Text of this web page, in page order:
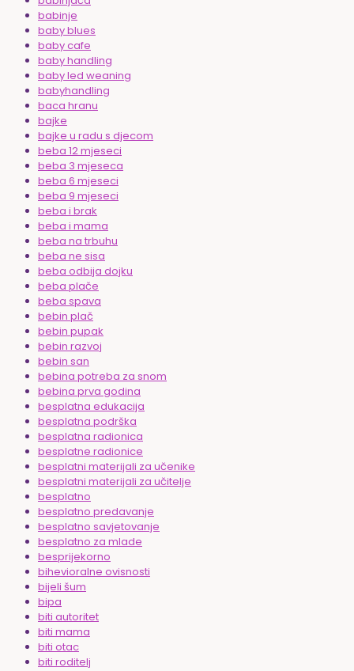
babinje
baby blues
baby cafe
baby handling
baby led weaning
babyhandling
baca hranu
bajke
bajke u radu s djecom
beba 12 mjeseci
beba 3 mjeseca
beba 6 mjeseci
beba 9 mjeseci
beba i brak
beba i mama
beba na trbuhu
beba ne sisa
beba odbija dojku
beba plače
beba spava
bebin plač
bebin pupak
bebin razvoj
bebin san
bebina potreba za snom
bebina prva godina
besplatna edukacija
besplatna podrška
besplatna radionica
besplatne radionice
besplatni materijali za učenike
besplatni materijali za učitelje
besplatno
besplatno predavanje
besplatno savjetovanje
besplatno za mlade
besprijekorno
bihevioralne ovisnosti
bijeli šum
bipa
biti autoritet
biti mama
biti otac
biti roditelj